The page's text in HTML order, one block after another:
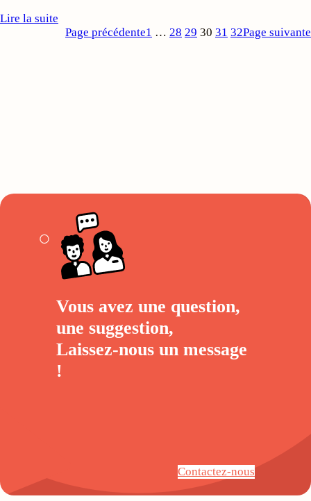
Lire la suite
Page précédente1 … 28 29 30 31 32Page suivante
Vous avez une question,
une suggestion,
Laissez-nous un message
!
Contactez-nous